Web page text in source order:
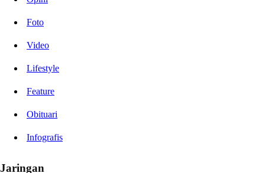
Foto
Video
Lifestyle
Feature
Obituari
Infografis
Jaringan